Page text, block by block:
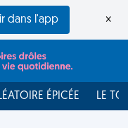
dans l'app ×
ÉPICÉE LE